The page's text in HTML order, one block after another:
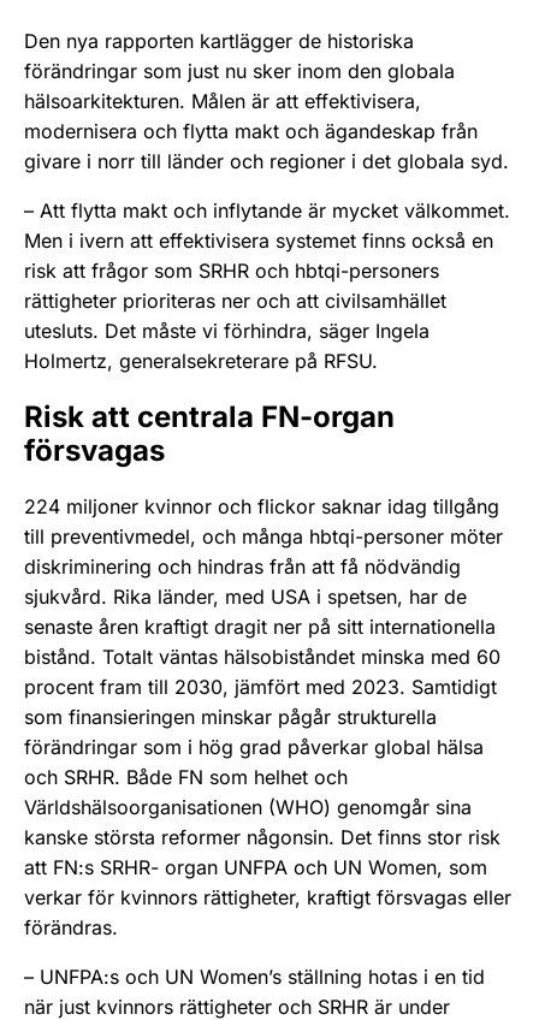
Den nya rapporten kartlägger de historiska
förändringar som just nu sker inom den globala
hälsoarkitekturen. Målen är att effektivisera,
modernisera och flytta makt och ägandeskap från
givare i norr till länder och regioner i det globala syd.
– Att flytta makt och inflytande är mycket välkommet.
Men i ivern att effektivisera systemet finns också en
risk att frågor som SRHR och hbtqi-personers
rättigheter prioriteras ner och att civilsamhället
utesluts. Det måste vi förhindra, säger Ingela
Holmertz, generalsekreterare på RFSU.
Risk att centrala FN-organ
försvagas
224 miljoner kvinnor och flickor saknar idag tillgång
till preventivmedel, och många hbtqi-personer möter
diskriminering och hindras från att få nödvändig
sjukvård. Rika länder, med USA i spetsen, har de
senaste åren kraftigt dragit ner på sitt internationella
bistånd. Totalt väntas hälsobiståndet minska med 60
procent fram till 2030, jämfört med 2023. Samtidigt
som finansieringen minskar pågår strukturella
förändringar som i hög grad påverkar global hälsa
och SRHR. Både FN som helhet och
Världshälsoorganisationen (WHO) genomgår sina
kanske största reformer någonsin. Det finns stor risk
att FN:s SRHR- organ UNFPA och UN Women, som
verkar för kvinnors rättigheter, kraftigt försvagas eller
förändras.
– UNFPA:s och UN Women’s ställning hotas i en tid
när just kvinnors rättigheter och SRHR är under